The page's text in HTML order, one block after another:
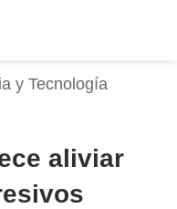
y Tecnología
aliviar